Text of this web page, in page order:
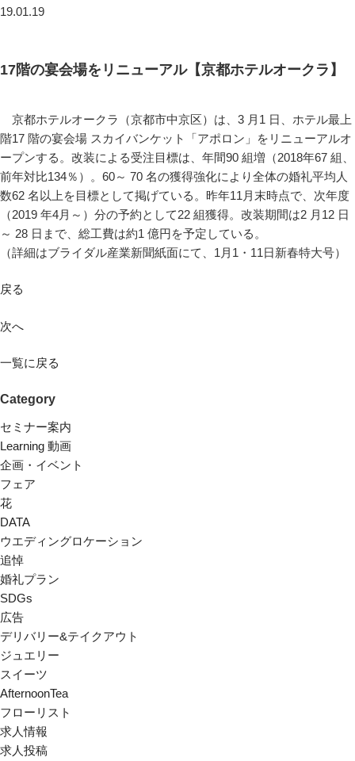
19.01.19
17階の宴会場をリニューアル【京都ホテルオークラ】
京都ホテルオークラ（京都市中京区）は、3 月1 日、ホテル最上
階17 階の宴会場 スカイバンケット「アポロン」をリニューアルオ
ープンする。改装による受注目標は、年間90 組増（2018年67 組、
前年対比134％）。60～ 70 名の獲得強化により全体の婚礼平均人
数62 名以上を目標として掲げている。昨年11月末時点で、次年度
（2019 年4月～）分の予約として22 組獲得。改装期間は2 月12 日
～ 28 日まで、総工費は約1 億円を予定している。
（詳細はブライダル産業新聞紙面にて、1月1・11日新春特大号）
戻る
次へ
一覧に戻る
Category
セミナー案内
Learning 動画
企画・イベント
フェア
花
DATA
ウエディングロケーション
追悼
婚礼プラン
SDGs
広告
デリバリー&テイクアウト
ジュエリー
スイーツ
AfternoonTea
フローリスト
求人情報
求人投稿